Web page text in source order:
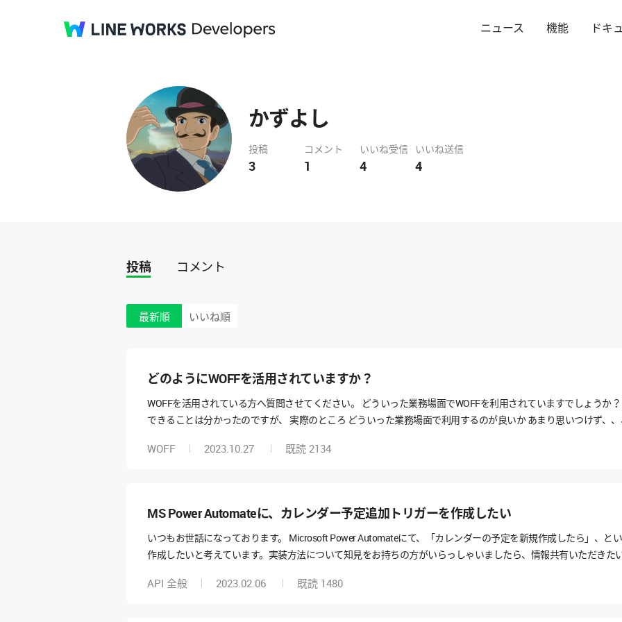
ニュース 機能 ドキ
かずよし
投稿
3
コメント
1
いいね受信
4
いいね送信
4
投稿 コメント
最新順 いいね順
どのようにWOFFを活用されていますか？
WOFFを活用されている方へ質問させてください。 どういった業務場面でWOFFを利用されていますでしょうか
できることは分かったのですが、 実際のところ どういった業務場面で利用するのが良いか あまり思いつけず、
WOFF 2023.10.27 既読 2134
MS Power Automateに、カレンダー予定追加トリガーを作成したい
いつもお世話になっております。 Microsoft Power Automateにて、「カレンダーの予定を新規作成したら」、と
作成したいと考えています。実装方法について知見をお持ちの方がいらっしゃいましたら、情報共有いただきたい
API 全般 2023.02.06 既読 1480